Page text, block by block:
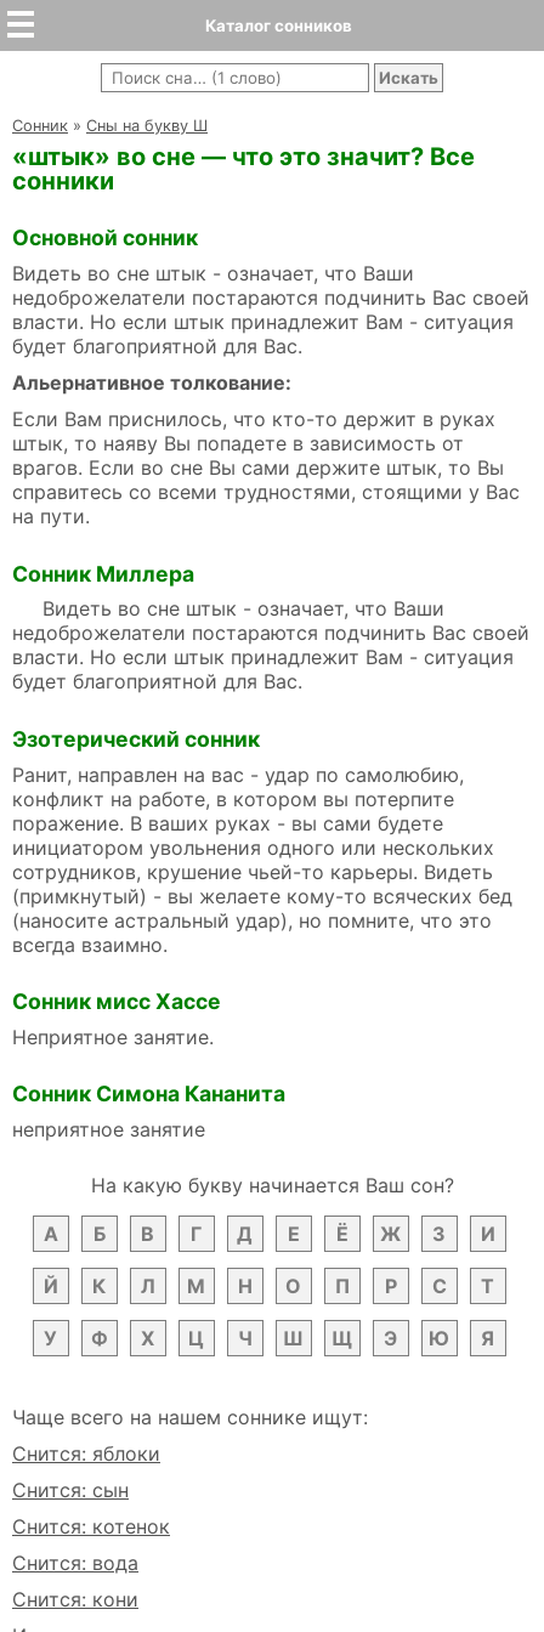
Каталог сонников
Cонник » Сны на букву Ш
«штык» во сне — что это значит? Все
сонники
Основной сонник
Видеть во сне штык - означает, что Ваши
недоброжелатели постараются подчинить Вас своей
власти. Но если штык принадлежит Вам - ситуация
будет благоприятной для Вас.
Альернативное толкование:
Если Вам приснилось, что кто-то держит в руках
штык, то наяву Вы попадете в зависимость от
врагов. Если во сне Вы сами держите штык, то Вы
справитесь со всеми трудностями, стоящими у Вас
на пути.
Сонник Миллера
Видеть во сне штык - означает, что Ваши
недоброжелатели постараются подчинить Вас своей
власти. Но если штык принадлежит Вам - ситуация
будет благоприятной для Вас.
Эзотерический сонник
Ранит, направлен на вас - удар по самолюбию,
конфликт на работе, в котором вы потерпите
поражение. В ваших руках - вы сами будете
инициатором увольнения одного или нескольких
сотрудников, крушение чьей-то карьеры. Видеть
(примкнутый) - вы желаете кому-то всяческих бед
(наносите астральный удар), но помните, что это
всегда взаимно.
Сонник мисс Хассе
Неприятное занятие.
Сонник Симона Кананита
неприятное занятие
На какую букву начинается Ваш сон?
А
Б В Г Д Е Ё Ж З И
Й К Л М Н О П Р С Т
У Ф Х Ц Ч Ш Щ Э Ю Я
Чаще всего на нашем соннике ищут:
Снится: яблоки
Снится: сын
Снится: котенок
Снится: вода
Снится: кони